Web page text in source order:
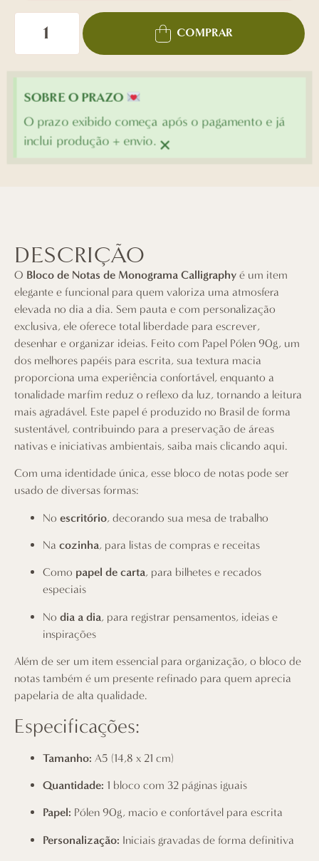
COMPRAR
SOBRE O PRAZO
O prazo exibido começa após o pagamento e já
inclui produção + envio. ×
DESCRIÇÃO
O Bloco de Notas de Monograma Calligraphy é um item
elegante e funcional para quem valoriza uma atmosfera
elevada no dia a dia. Sem pauta e com personalização
exclusiva, ele oferece total liberdade para escrever,
desenhar e organizar ideias. Feito com Papel Pólen 90g, um
dos melhores papéis para escrita, sua textura macia
proporciona uma experiência confortável, enquanto a
tonalidade marfim reduz o reflexo da luz, tornando a leitura
mais agradável. Este papel é produzido no Brasil de forma
sustentável, contribuindo para a preservação de áreas
nativas e iniciativas ambientais, saiba mais clicando aqui.
Com uma identidade única, esse bloco de notas pode ser
usado de diversas formas:
No escritório, decorando sua mesa de trabalho
Na cozinha, para listas de compras e receitas
Como papel de carta, para bilhetes e recados
especiais
No dia a dia, para registrar pensamentos, ideias e
inspirações
Além de ser um item essencial para organização, o bloco de
notas também é um presente refinado para quem aprecia
papelaria de alta qualidade.
Especificações:
Tamanho: A5 (14,8 x 21 cm)
Quantidade: 1 bloco com 32 páginas iguais
Papel: Pólen 90g, macio e confortável para escrita
Personalização: Iniciais gravadas de forma definitiva